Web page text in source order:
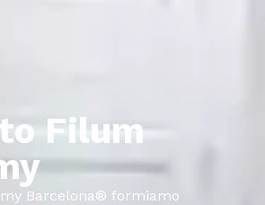
Filum
Barcelona® formiamo